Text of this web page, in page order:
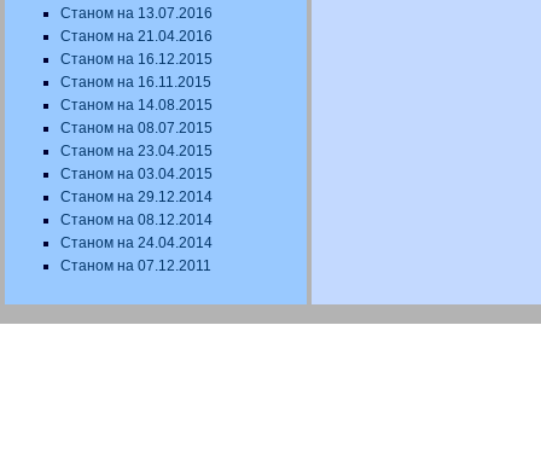
Станом на 13.07.2016
Станом на 21.04.2016
Станом на 16.12.2015
Станом на 16.11.2015
Станом на 14.08.2015
Станом на 08.07.2015
Станом на 23.04.2015
Станом на 03.04.2015
Станом на 29.12.2014
Станом на 08.12.2014
Станом на 24.04.2014
Станом на 07.12.2011